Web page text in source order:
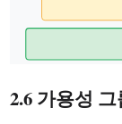
2.6 가용성